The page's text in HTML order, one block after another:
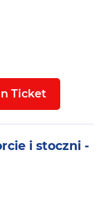
Ticket
i stoczni -